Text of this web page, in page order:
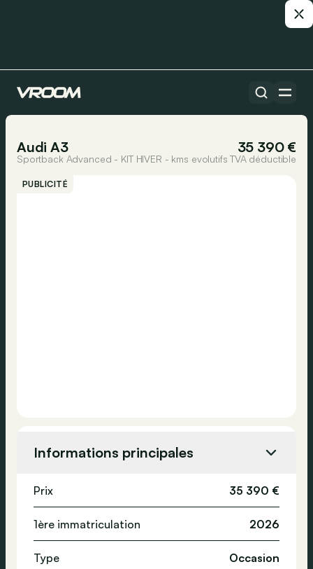
Toutes les voitures
Audi A3 35 390 €
Sportback Advanced - KIT HIVER - kms evolutifs TVA déductible
PUBLICITÉ
Informations principales
Prix 35 390 €
1ère immatriculation 2026
Type Occasion